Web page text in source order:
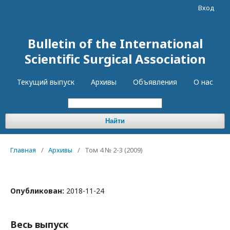
Bulletin of the International
Scientific Surgical Association
Текущий выпуск Архивы Объявления О нас
Найти
Вход
Главная / Архивы / Том 4 № 2-3 (2009)
Опубликован: 2018-11-24
Весь выпуск